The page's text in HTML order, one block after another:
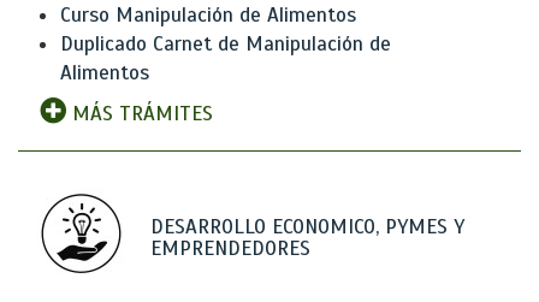
Curso Manipulación de Alimentos
Duplicado Carnet de Manipulación de
Alimentos
MÁS TRÁMITES
DESARROLLO ECONOMICO, PYMES Y
EMPRENDEDORES